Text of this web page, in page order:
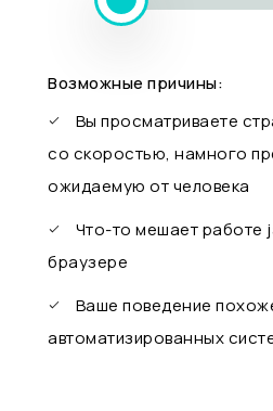
Возможные причины:
Вы просматриваете
со скоростью, намного
ожидаемую от человека
Что-то мешает работе
браузере
Ваше поведение
автоматизированных